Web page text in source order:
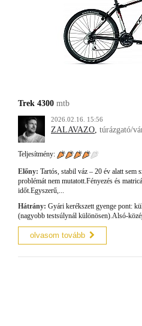
Trek 4300 mtb
2026.02.16. 15:56
ZALAVAZO, túrázgató/
Teljesítmény:
Előny: Tartós, stabil váz – 20 év alatt sem
problémát nem mutatott.Fényezés és
időt.Egyszerű,...
Hátrány: Gyári kerékszett gyenge pont:
(nagyobb testsúlynál különösen).Alsó-
olvasom tovább